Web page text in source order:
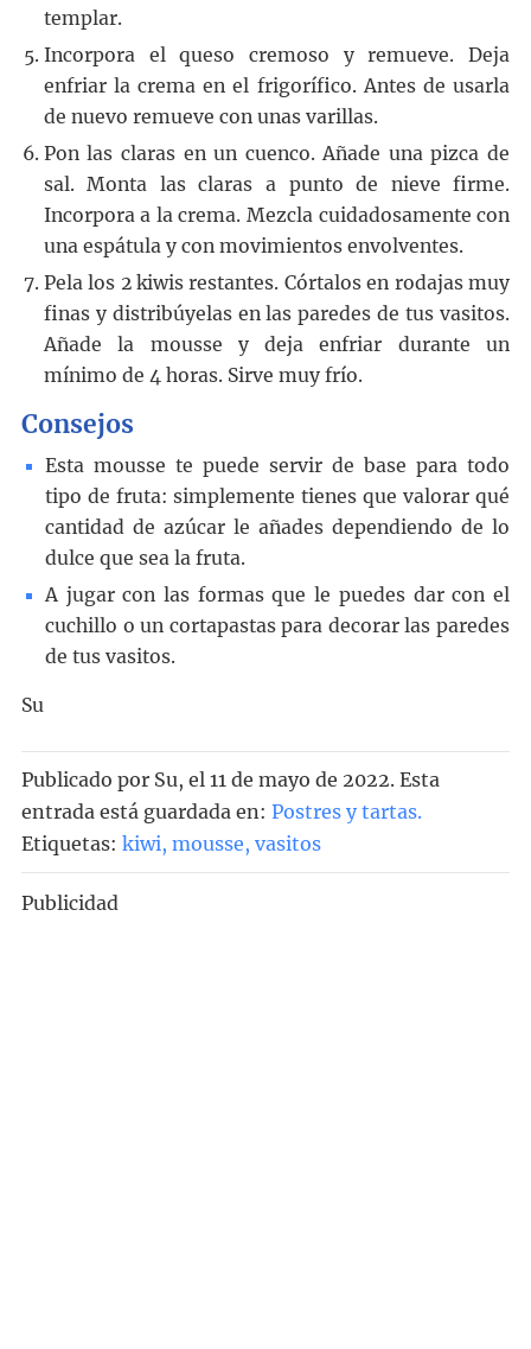
templar.
Incorpora el queso cremoso y remueve. Deja
enfriar la crema en el frigorífico. Antes de usarla
de nuevo remueve con unas varillas.
Pon las claras en un cuenco. Añade una pizca de
sal. Monta las claras a punto de nieve firme.
Incorpora a la crema. Mezcla cuidadosamente con
una espátula y con movimientos envolventes.
Pela los 2 kiwis restantes. Córtalos en rodajas muy
finas y distribúyelas en las paredes de tus vasitos.
Añade la mousse y deja enfriar durante un
mínimo de 4 horas. Sirve muy frío.
Consejos
Esta mousse te puede servir de base para todo
tipo de fruta: simplemente tienes que valorar qué
cantidad de azúcar le añades dependiendo de lo
dulce que sea la fruta.
A jugar con las formas que le puedes dar con el
cuchillo o un cortapastas para decorar las paredes
de tus vasitos.
Su
Publicado por Su, el 11 de mayo de 2022. Esta
entrada está guardada en: Postres y tartas.
Etiquetas: kiwi, mousse, vasitos
Publicidad